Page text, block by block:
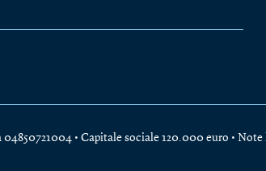
• Capitale sociale 120.000 euro • Note